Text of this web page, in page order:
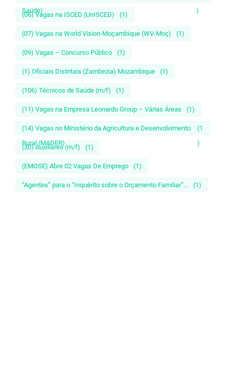
Saúde)
)
(06) Vagas na ISCED (UnISCED) (1)
(07) Vagas na World Vision-Moçambique (WV-Moç) (1)
(09) Vagas – Concurso Público (1)
(1) Oficiais Distritais (Zambezia) Mozambique (1)
(106) Técnicos de Saúde (m/f) (1)
(11) Vagas na Empresa Leonardo Group – Várias Áreas (1)
(14) Vagas no Ministério da Agricultura e Desenvolvimento
Rural (MADER)
(1
)
(30) Auxiliares (m/f) (1)
(EMOSE) Abre 02 Vagas De Emprego (1)
“Agentes” para o “Inquérito sobre o Orçamento Familiar”... (1)